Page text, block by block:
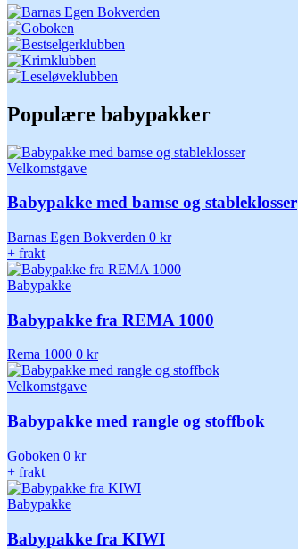
Populære babypakker
Velkomstgave
Babypakke med bamse og stableklosser
Barnas Egen Bokverden 0 kr
+ frakt
Babypakke
Babypakke fra REMA 1000
Rema 1000 0 kr
Velkomstgave
Babypakke med rangle og stoffbok
Goboken 0 kr
+ frakt
Babypakke
Babypakke fra KIWI